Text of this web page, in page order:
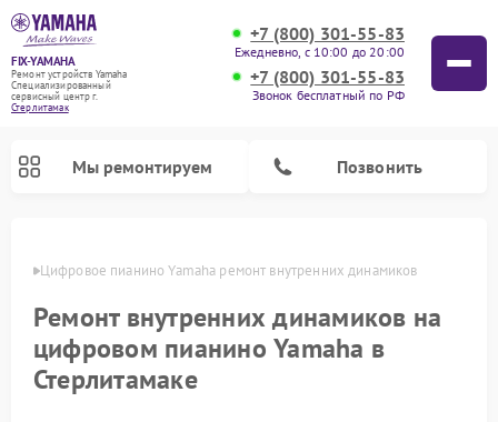
FIX-YAMAHA
Ремонт устройств Yamaha
Специализированный
cервисный центр г.
Стерлитамак
+7 (800) 301-55-83
Ежедневно, с 10:00 до 20:00
+7 (800) 301-55-83
Звонок бесплатный по РФ
Мы ремонтируем Позвонить
Цифровое пианино Yamaha ремонт внутренних динамиков
Ремонт внутренних динамиков на
цифровом пианино Yamaha в
Стерлитамаке